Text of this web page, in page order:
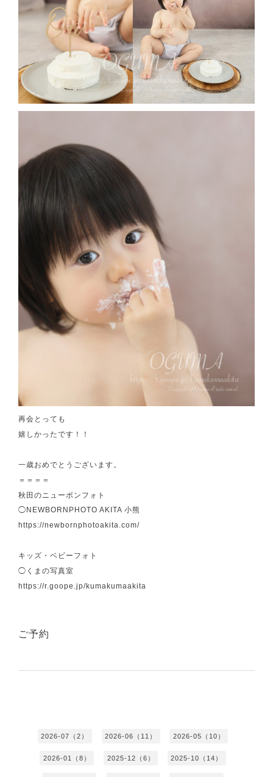
再会とっても
嬉しかったです！！
一歳おめでとうございます。
＝＝＝＝
秋田のニューボンフォト
◯NEWBORNPHOTO AKITA 小熊
https://newbornphotoakita.com/
キッズ・ベビーフォト
◯くまの写真室
https://r.goope.jp/kumakumaakita
ご予約
2026-07（2） 2026-06（11） 2026-05（10）
2026-01（8） 2025-12（6） 2025-10（14）